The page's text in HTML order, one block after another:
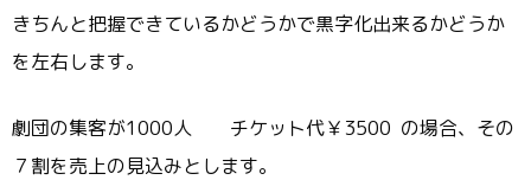
きちんと把握できているかどうかで黒字化出来るかどうか
を左右します。
劇団の集客が1000人 チケット代￥3500 の場合、その
７割を売上の見込みとします。